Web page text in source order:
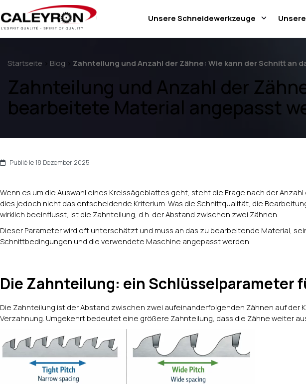
Unsere Schneidewerkzeuge
Startseite > Blog > Zahnteilung und Anzahl der Zähne: Wie kann der Schnitt an
Zahnteilung und Anzahl der
bearbeitete Material angepasst
Publié le 18 Dezember 2025
Wenn es um die Auswahl eines Kreissägeblattes geht, steht die Frage nach der
dies jedoch nicht das entscheidende Kriterium. Was die Schnittqualität, die
wirklich beeinflusst, ist die Zahnteilung, d.h. der Abstand zwischen zwei Zähnen.
Dieser Parameter wird oft unterschätzt und muss an das zu bearbeitende Material,
Schnittbedingungen und die verwendete Maschine angepasst werden.
Die Zahnteilung: ein Schlüsselparameter
Die Zahnteilung ist der Abstand zwischen zwei aufeinanderfolgenden Zähnen auf der
Verzahnung. Umgekehrt bedeutet eine größere Zahnteilung, dass die Zähne weiter